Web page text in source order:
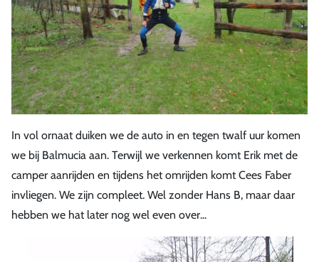
In vol ornaat duiken we de auto in en tegen twalf uur komen
we bij Balmucia aan. Terwijl we verkennen komt Erik met de
camper aanrijden en tijdens het omrijden komt Cees Faber
invliegen. We zijn compleet. Wel zonder Hans B, maar daar
hebben we hat later nog wel even over...